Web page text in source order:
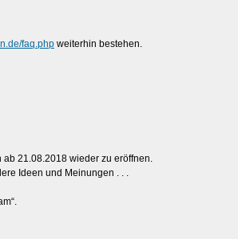
faq.php weiterhin bestehen.
ab 21.08.2018 wieder zu eröffnen.
Ideen und Meinungen . . .